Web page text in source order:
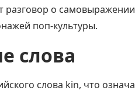
разговор о
поп-культуры.
слова
слова kin, что